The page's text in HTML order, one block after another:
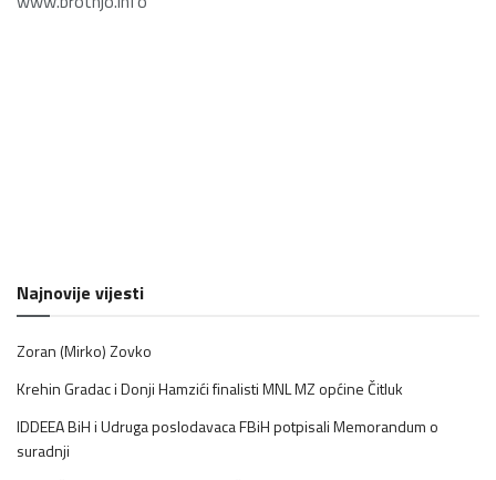
Najnovije vijesti
Zoran (Mirko) Zovko
Krehin Gradac i Donji Hamzići finalisti MNL MZ općine Čitluk
IDDEEA BiH i Udruga poslodavaca FBiH potpisali Memorandum o
suradnji